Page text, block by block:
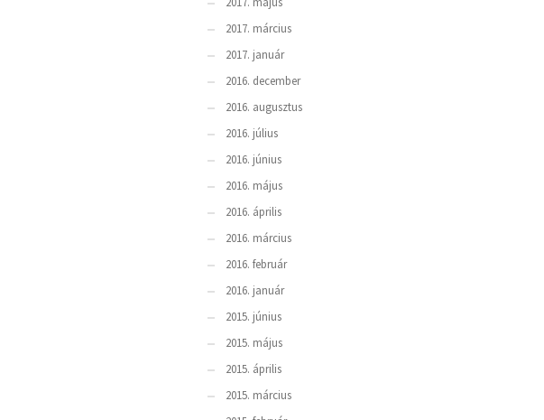
2017. március
2017. január
2016. december
2016. augusztus
2016. július
2016. június
2016. május
2016. április
2016. március
2016. február
2016. január
2015. június
2015. május
2015. április
2015. március